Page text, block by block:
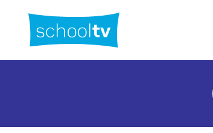
hoofdinhoud